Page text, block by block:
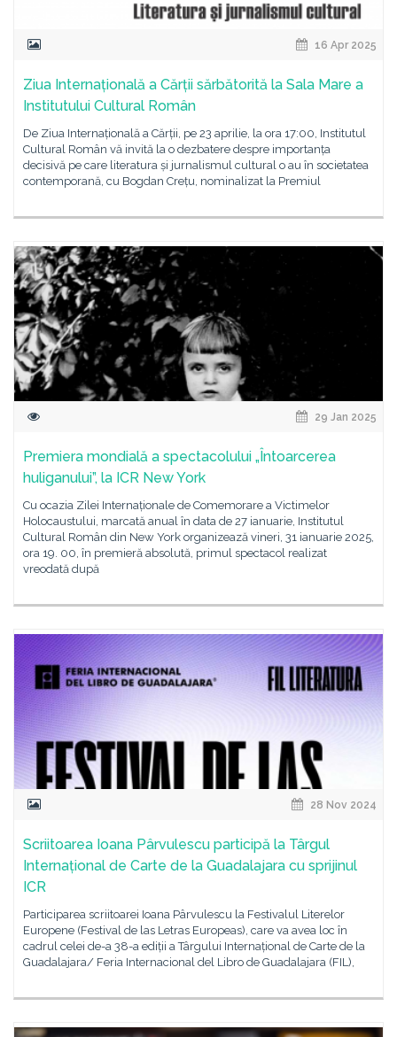
16 Apr 2025
Ziua Internațională a Cărții sărbătorită la Sala Mare a
Institutului Cultural Român
De Ziua Internațională a Cărții, pe 23 aprilie, la ora 17:00, Institutul
Cultural Român vă invită la o dezbatere despre importanța
decisivă pe care literatura și jurnalismul cultural o au în societatea
contemporană, cu Bogdan Crețu, nominalizat la Premiul
29 Jan 2025
Premiera mondială a spectacolului „Întoarcerea
huliganului”, la ICR New York
Cu ocazia Zilei Internaționale de Comemorare a Victimelor
Holocaustului, marcată anual în data de 27 ianuarie, Institutul
Cultural Român din New York organizează vineri, 31 ianuarie 2025,
ora 19. 00, în premieră absolută, primul spectacol realizat
vreodată după
28 Nov 2024
Scriitoarea Ioana Pârvulescu participă la Târgul
Internațional de Carte de la Guadalajara cu sprijinul
ICR
Participarea scriitoarei Ioana Pârvulescu la Festivalul Literelor
Europene (Festival de las Letras Europeas), care va avea loc în
cadrul celei de-a 38-a ediții a Târgului Internațional de Carte de la
Guadalajara/ Feria Internacional del Libro de Guadalajara (FIL),